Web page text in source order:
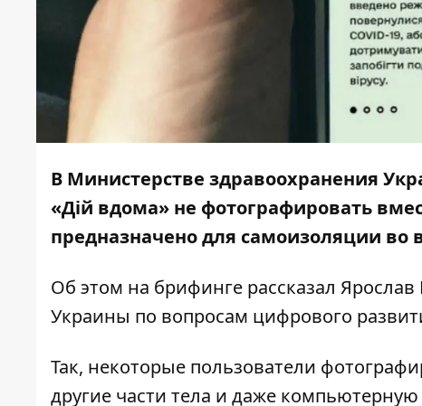
В Министерстве здравоохранения
«Дій вдома» не фотографировать
предназначено для самоизоляции во
Об этом на брифинге рассказал
Украины по вопросам цифрового
Так, некоторые пользователи
другие части тела и даже компьютерную